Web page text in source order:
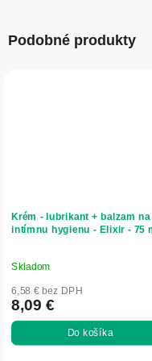
Podobné produkty
Krém - lubrikant + balzam na
intímnu hygienu - Elixir - 75
Priemerné
hodnotenie
produktu
je
Skladom
6,58 € bez DPH
8,09 €
Do košíka